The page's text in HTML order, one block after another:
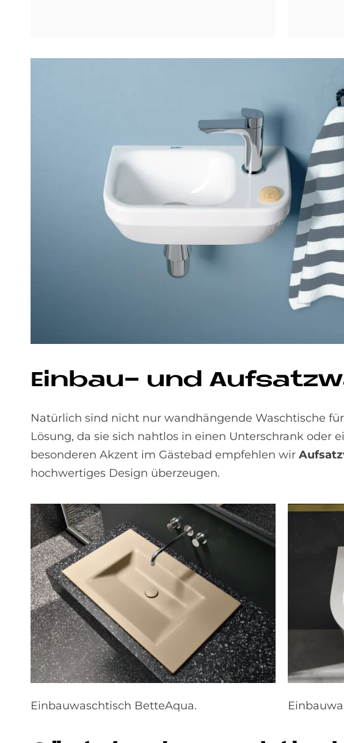
Ein­bau- und
Natürlich sind nicht nur wandhängende Waschtische
Lösung, da sie sich nahtlos in einen Unterschrank oder
besonderen Akzent im Gästebad empfehlen wir
hochwertiges Design überzeugen.
Einbauwaschtisch BetteAqua.